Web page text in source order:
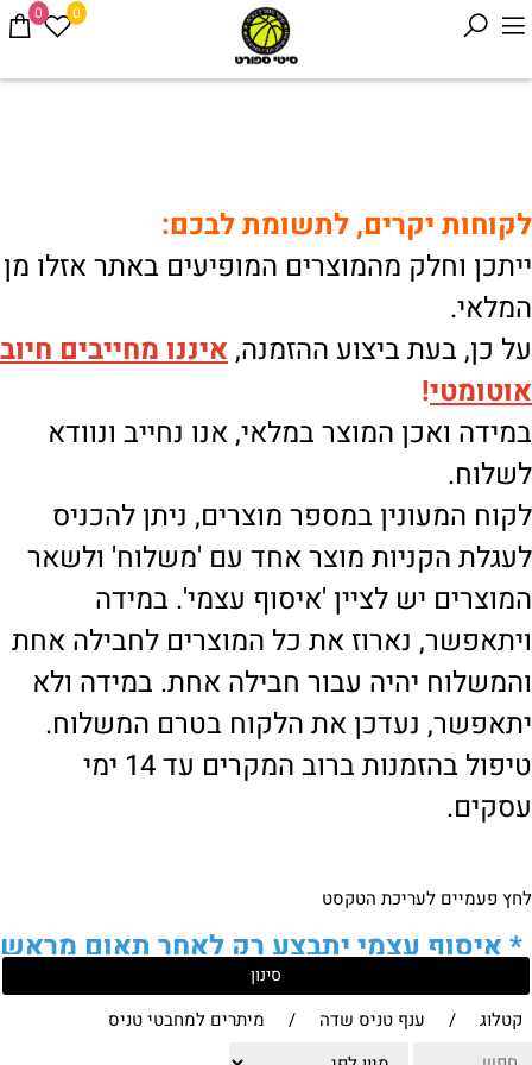
0 0
לקוחות יקרים, לתשומת לבכם:
ייתכן וחלק מהמוצרים המופיעים באתר אזלו מן
המלאי.
על כן, בעת ביצוע ההזמנה, איננו מחייבים חיוב
אוטומטי!
במידה ואכן המוצר במלאי, אנו נחייב ונוודא
לשלוח.
לקוח המעונין במספר מוצרים, ניתן להכניס
לעגלת הקניות מוצר אחד עם 'משלוח' ולשאר
המוצרים יש לציין 'איסוף עצמי'. במידה
ויתאפשר, נארוז את כל המוצרים לחבילה אחת
והמשלוח יהיה עבור חבילה אחת. במידה ולא
יתאפשר, נעדכן את הלקוח בטרם המשלוח.
טיפול בהזמנות ברוב המקרים עד 14 ימי
עסקים.
לחץ פעמיים לעריכת הטקסט
*איסוף עצמי יתבצע רק לאחר תאום מראש
של הלקוח מול נציגנו!
לבירור נוסף ניתן ליצור עמנו קשר:
סינון
קטלוג / ענף טניס שדה / מיתרים למחבטי טניס